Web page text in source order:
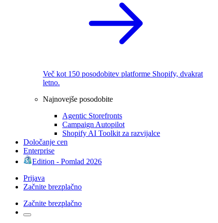
Več kot 150 posodobitev platforme Shopify, dvakrat
letno.
Najnovejše posodobite
Agentic Storefronts
Campaign Autopilot
Shopify AI Toolkit za razvijalce
Določanje cen
Enterprise
Edition - Pomlad 2026
Prijava
Začnite brezplačno
Začnite brezplačno